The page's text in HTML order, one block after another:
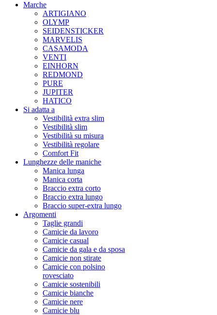
Marche
ARTIGIANO
OLYMP
SEIDENSTICKER
MARVELIS
CASAMODA
VENTI
EINHORN
REDMOND
PURE
JUPITER
HATICO
Si adatta a
Vestibilità extra slim
Vestibilità slim
Vestibilità su misura
Vestibilità regolare
Comfort Fit
Lunghezze delle maniche
Manica lunga
Manica corta
Braccio extra corto
Braccio extra lungo
Braccio super-extra lungo
Argomenti
Taglie grandi
Camicie da lavoro
Camicie casual
Camicie da gala e da sposa
Camicie non stirate
Camicie con polsino
rovesciato
Camicie sostenibili
Camicie bianche
Camicie nere
Camicie blu